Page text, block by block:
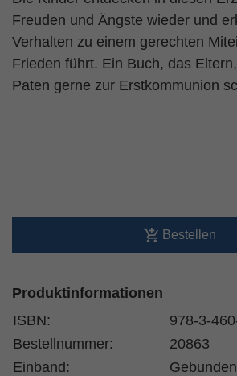
Freuden und Ängste wieder und
Verhalten zu einem gerechten
Frieden führt. Ein Buch, das
Paten gerne zur Erstkommunion
Bestellen
Produktinformationen
ISBN:
978-3-
Bestellnummer:
20863
Einband:
Gebunden